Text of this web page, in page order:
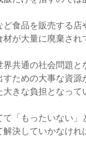
食品を販売する
が大量に廃棄され
共通の社会問題と
ための大事な資源
きな負担となって
「もったいない
決していかなけれ